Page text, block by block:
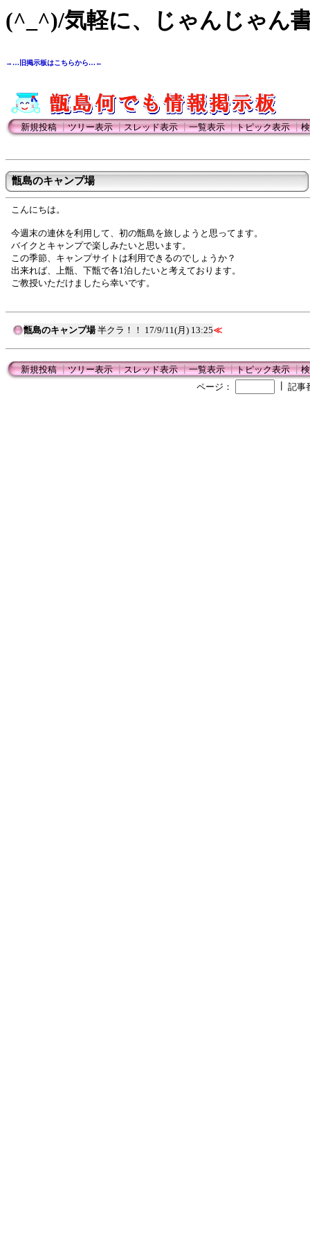
(^_^)/気軽に、じゃんじゃん
→…旧掲示板はこちらから…←
新規投稿┃ツリー表示┃スレッド表示┃一覧表示┃トピック表示┃
甑島のキャンプ場
こんにちは。
今週末の連休を利用して、初の甑島を旅しようと思ってます。
バイクとキャンプで楽しみたいと思います。
この季節、キャンプサイトは利用できるのでしょうか？
出来れば、上甑、下甑で各1泊したいと考えております。
ご教授いただけましたら幸いです。
甑島のキャンプ場 半クラ！！ 17/9/11(月) 13:25≪
新規投稿┃ツリー表示┃スレッド表示┃一覧表示┃トピック表示┃
ページ：
記事